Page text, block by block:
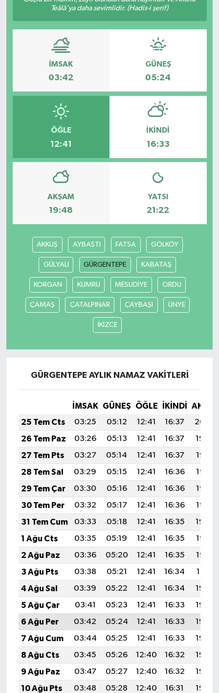
Teâlâ'ya daha sevimlidir. (Hadis-i şerif)
İMSAK
03:42
GÜNEŞ
05:24
ÖĞLE
12:41
İKINDI
16:33
AKŞAM
19:48
YATSI
21:22
AKKUŞ AYBASTI FATSA GÖLKÖY
GÜLYALI GÜRGENTEPE KABATAŞ
KORGAN KUMRU MESUDİYE ORDU
ÇAMAŞ ÇATALPINAR ÇAYBAŞI ÜNYE
İKİZCE
GÜRGENTEPE AYLIK NAMAZ VAKITLERI
İMSAK GÜNEŞ ÖĞLE İKINDI
25 Tem Cts
03:25 05:12 12:41 16:37
20:00
26 Tem Paz
03:26 05:13 12:41 16:37
19:59
27 Tem Pts
03:27 05:14 12:41 16:37
19:58
28 Tem Sal
03:29 05:15 12:41 16:36
19:57
29 Tem Çar
03:30 05:16 12:41 16:36
19:56
30 Tem Per
03:32 05:17 12:41 16:36
19:55
31 Tem Cum
03:33 05:18 12:41 16:35
19:54
1 Ağu Cts
03:35 05:19 12:41 16:35
19:53
2 Ağu Paz
03:36 05:20 12:41 16:35
19:52
3 Ağu Pts
03:38 05:21 12:41 16:34
19:51
4 Ağu Sal
03:39 05:22 12:41 16:34
19:50
5 Ağu Çar
03:41 05:23 12:41 16:33
19:49
6 Ağu Per
03:42 05:24 12:41 16:33
19:48
7 Ağu Cum
03:44 05:25 12:41 16:33
19:46
8 Ağu Cts
03:45 05:26 12:40 16:32
19:45
9 Ağu Paz
03:47 05:27 12:40 16:32
19:44
10 Ağu Pts
03:48 05:28 12:40 16:31
19:43